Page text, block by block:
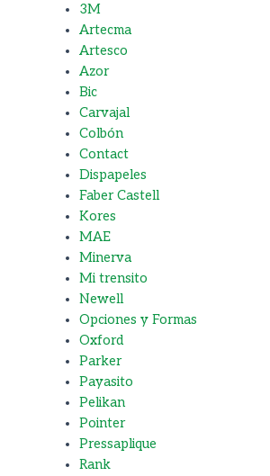
3M
Artecma
Artesco
Azor
Bic
Carvajal
Colbón
Contact
Dispapeles
Faber Castell
Kores
MAE
Minerva
Mi trensito
Newell
Opciones y Formas
Oxford
Parker
Payasito
Pelikan
Pointer
Pressaplique
Rank